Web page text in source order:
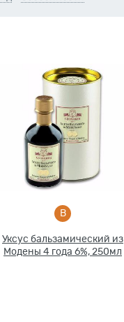
Уксус бальзамический из
Модены 4 года 6%, 250мл